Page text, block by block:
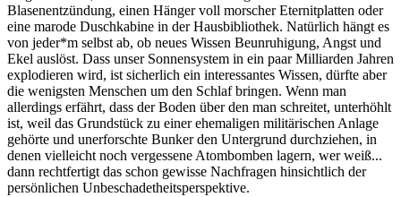
Blasenentzündung, einen Hänger voll morscher Eternitplatten oder
eine marode Duschkabine in der Hausbibliothek. Natürlich hängt es
von jeder*m selbst ab, ob neues Wissen Beunruhigung, Angst und
Ekel auslöst. Dass unser Sonnensystem in ein paar Milliarden Jahren
explodieren wird, ist sicherlich ein interessantes Wissen, dürfte aber
die wenigsten Menschen um den Schlaf bringen. Wenn man
allerdings erfährt, dass der Boden über den man schreitet, unterhöhlt
ist, weil das Grundstück zu einer ehemaligen militärischen Anlage
gehörte und unerforschte Bunker den Untergrund durchziehen, in
denen vielleicht noch vergessene Atombomben lagern, wer weiß...
dann rechtfertigt das schon gewisse Nachfragen hinsichtlich der
persönlichen Unbeschadetheitsperspektive.